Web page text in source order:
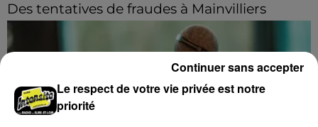
Des tentatives de fraudes à Mainvilliers
Des personnes malveillantes tentent de voler vos
informations personnelles.
Le respect de votre vie privée est notre
priorité
Continuer sans accepter